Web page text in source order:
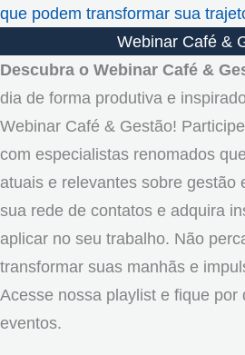
que podem transformar sua
Webinar Café &
Descubra o Webinar Café &
dia de forma produtiva e
Webinar Café & Gestão!
com especialistas renomados
atuais e relevantes sobre gestão
sua rede de contatos e adquira
aplicar no seu trabalho. Não
transformar suas manhãs e
Acesse nossa playlist e fique por
eventos.